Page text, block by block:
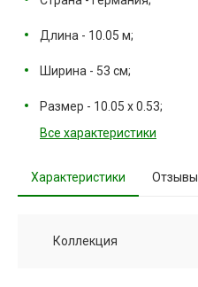
Длина - 10.05 м;
Ширина - 53 см;
Размер - 10.05 х 0.53;
Все характеристики
Характеристики Отзывы
Коллекция